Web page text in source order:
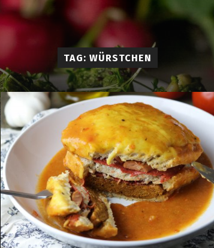
TAG: WÜRSTCHEN